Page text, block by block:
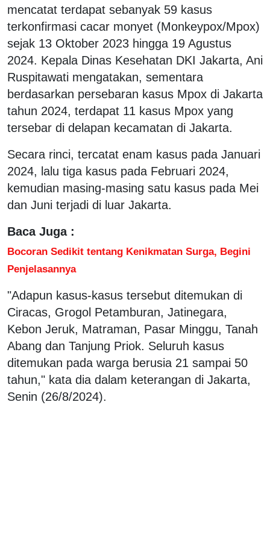
mencatat terdapat sebanyak 59 kasus
terkonfirmasi cacar monyet (Monkeypox/Mpox)
sejak 13 Oktober 2023 hingga 19 Agustus
2024. Kepala Dinas Kesehatan DKI Jakarta, Ani
Ruspitawati mengatakan, sementara
berdasarkan persebaran kasus Mpox di Jakarta
tahun 2024, terdapat 11 kasus Mpox yang
tersebar di delapan kecamatan di Jakarta.
Secara rinci, tercatat enam kasus pada Januari
2024, lalu tiga kasus pada Februari 2024,
kemudian masing-masing satu kasus pada Mei
dan Juni terjadi di luar Jakarta.
Baca Juga :
Bocoran Sedikit tentang Kenikmatan Surga, Begini
Penjelasannya
"Adapun kasus-kasus tersebut ditemukan di
Ciracas, Grogol Petamburan, Jatinegara,
Kebon Jeruk, Matraman, Pasar Minggu, Tanah
Abang dan Tanjung Priok. Seluruh kasus
ditemukan pada warga berusia 21 sampai 50
tahun," kata dia dalam keterangan di Jakarta,
Senin (26/8/2024).